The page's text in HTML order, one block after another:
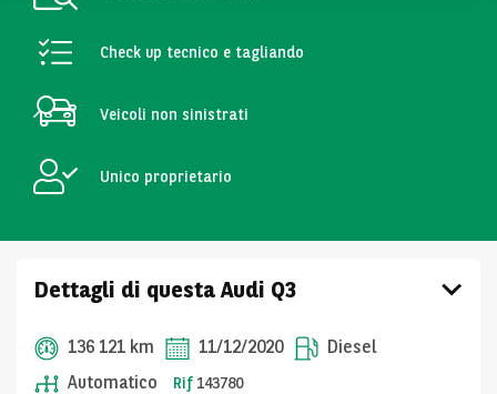
Check up tecnico e tagliando
Veicoli non sinistrati
Unico proprietario
Dettagli di questa Audi Q3
136 121 km 11/12/2020
Diesel
Automatico
Rif 143780